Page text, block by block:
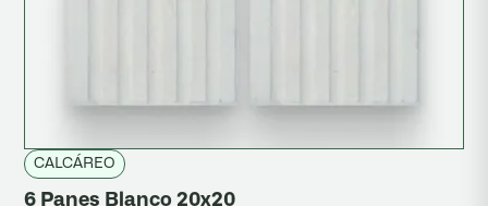
CALCÁREO
6 Panes Blanco 20x20